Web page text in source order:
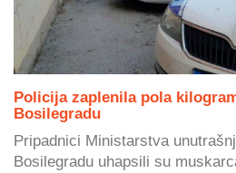
Policija zaplenila pola
Bosilegradu
Pripadnici Ministarstva
Bosilegradu uhapsili su